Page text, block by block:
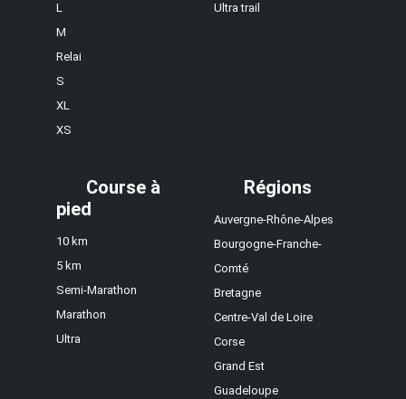
L
M
Relai
S
XL
XS
Ultra trail
Course à
pied
10 km
5 km
Semi-Marathon
Marathon
Ultra
Régions
Auvergne-Rhône-Alpes
Bourgogne-Franche-
Comté
Bretagne
Centre-Val de Loire
Corse
Grand Est
Guadeloupe